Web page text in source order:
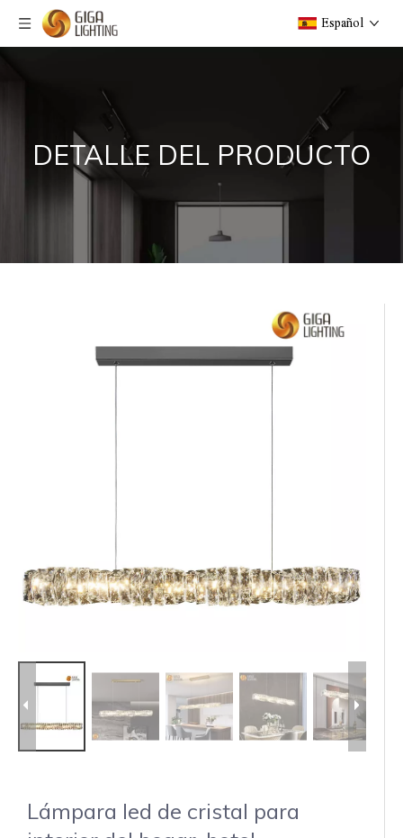
Español
DETALLE DEL PRODUCTO
Lámpara led de cristal para